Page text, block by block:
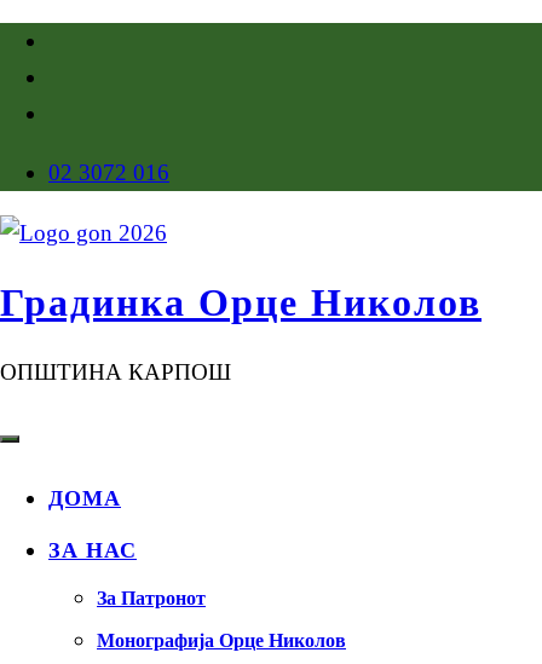
02 3072 016
Градинка Орце Николов
ОПШТИНА КАРПОШ
ДОМА
ЗА НАС
За Патронот
Монографија Орце Николов